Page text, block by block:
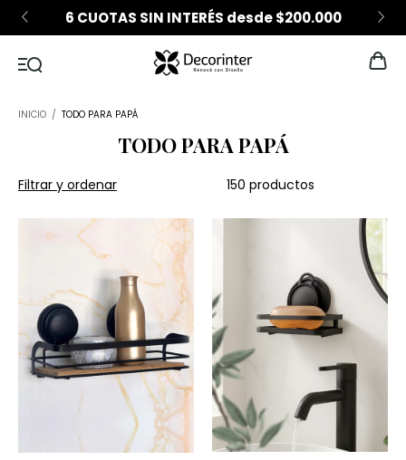
6 CUOTAS SIN INTERÉS desde $200.000
INICIO / TODO PARA PAPÁ
TODO PARA PAPÁ
Filtrar y ordenar 150 productos